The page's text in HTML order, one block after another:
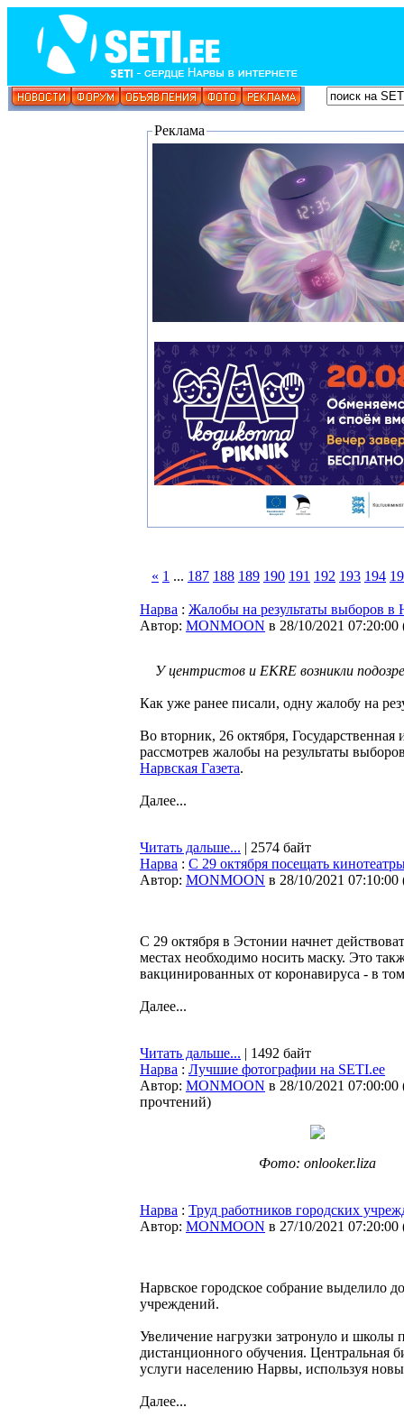
Реклама
« 1 ... 187 188 189 190 191 192 193 194
Нарва : Жалобы на результаты выборов в
Автор: MONMOON в 28/10/2021 07:20:00
У центристов и EKRE возникли
Как уже ранее писали, одну жалобу на
Во вторник, 26 октября,
рассмотрев жалобы на результаты
Нарвская Газета.
Далее...
Читать дальше... | 2574 байт
Нарва : С 29 октября посещать
Автор: MONMOON в 28/10/2021 07:10:00
С 29 октября в Эстонии начнет
местах необходимо носить маску. Это
вакцинированных от коронавируса - в
Далее...
Читать дальше... | 1492 байт
Нарва : Лучшие фотографии на SETI.ee
Автор: MONMOON в 28/10/2021 07:00:00
прочтений)
Фото: onlooker.liza
Нарва : Труд работников городских
Автор: MONMOON в 27/10/2021 07:20:00
Нарвское городское собрание выделило
учреждений.
Увеличение нагрузки затронуло и школы
дистанционного обучения. Центральная
услуги населению Нарвы, используя
Далее...